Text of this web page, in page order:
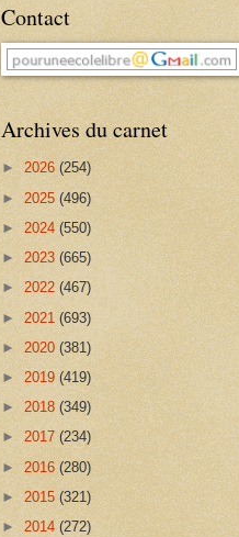
Contact
Archives du carnet
► 2026 (254)
► 2025 (496)
► 2024 (550)
► 2023 (665)
► 2022 (467)
► 2021 (693)
► 2020 (381)
► 2019 (419)
► 2018 (349)
► 2017 (234)
► 2016 (280)
► 2015 (321)
► 2014 (272)